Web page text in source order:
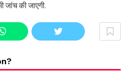
जांच की जाएगी.